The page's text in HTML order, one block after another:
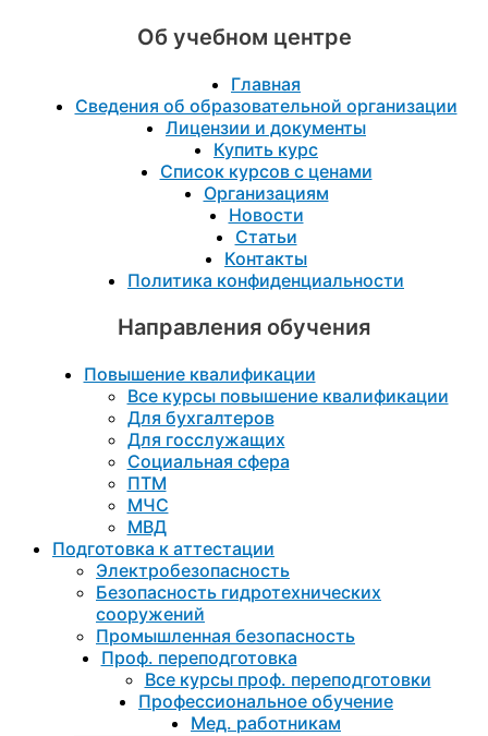
Об учебном центре
Главная
Сведения об образовательной организации
Лицензии и документы
Купить курс
Список курсов с ценами
Организациям
Новости
Статьи
Контакты
Политика конфиденциальности
Направления обучения
Повышение квалификации
Все курсы повышение квалификации
Для бухгалтеров
Для госслужащих
Социальная сфера
ПТМ
МЧС
МВД
Подготовка к aттестации
Электробезопасность
Безопасность гидротехнических
сооружений
Промышленная безопасность
Проф. переподготовка
Все курсы проф. переподготовки
Профессиональное обучение
Мед. работникам